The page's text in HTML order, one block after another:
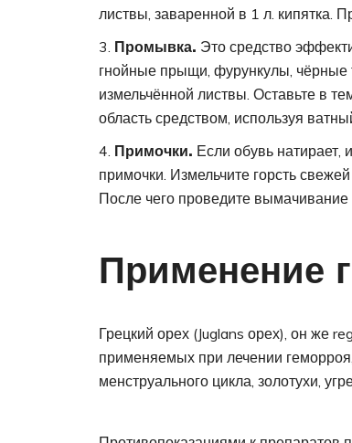
листвы, заваренной в 1 л. кипятка.
Промывка. Это средство
гнойные прыщи, фурункулы, чёрные
измельчённой листвы. Оставьте в
область средством, используя
Примочки. Если обувь натирает,
примочки. Измельчите горсть
После чего проведите вымачивание
Применение
Грецкий орех (Juglans орех), он же
применяемых при лечении
менструального цикла, золотухи,